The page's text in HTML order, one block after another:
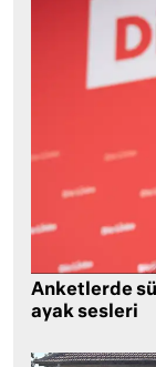
Anketlerde
ayak sesleri